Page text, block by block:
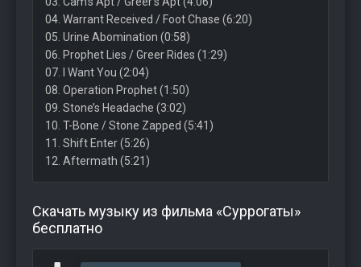
04. Warrant Received / Foot Chase (6:20)
05. Urine Abomination (0:58)
06. Prophet Lies / Greer Rides (1:29)
07. I Want You (2:04)
08. Operation Prophet (1:50)
09. Stone’s Headache (3:02)
10. T-Bone / Stone Zapped (5:41)
11. Shift Enter (5:26)
12. Aftermath (5:21)
Скачать музыку из фильма «Суррогаты»
бесплатно